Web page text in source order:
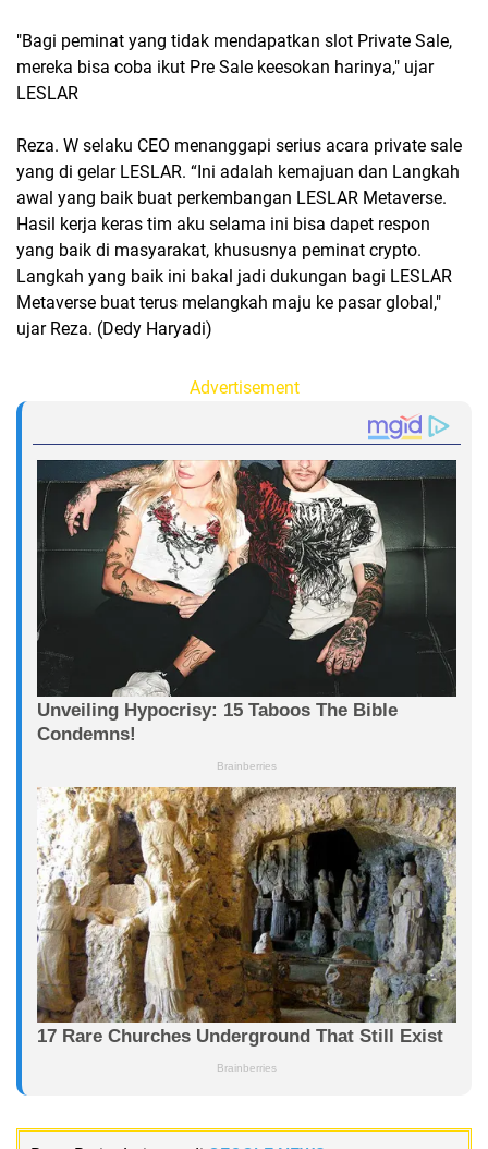
"Bagi peminat yang tidak mendapatkan slot Private Sale,
mereka bisa coba ikut Pre Sale keesokan harinya," ujar
LESLAR
Reza. W selaku CEO menanggapi serius acara private sale
yang di gelar LESLAR. “Ini adalah kemajuan dan Langkah
awal yang baik buat perkembangan LESLAR Metaverse.
Hasil kerja keras tim aku selama ini bisa dapet respon
yang baik di masyarakat, khususnya peminat crypto.
Langkah yang baik ini bakal jadi dukungan bagi LESLAR
Metaverse buat terus melangkah maju ke pasar global,"
ujar Reza. (Dedy Haryadi)
Advertisement